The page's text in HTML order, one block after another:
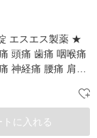
エスエス製薬 ★
頭痛 歯痛 咽喉痛
神経痛 腰痛 肩こ
類医薬品】
トに入れる